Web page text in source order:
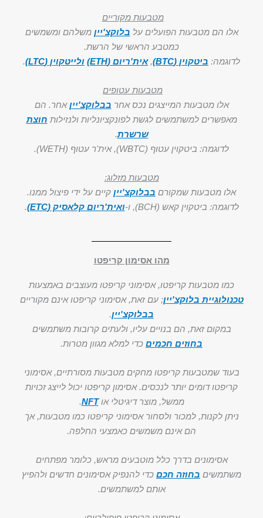
מטבעות מקוריים
אלו הם מטבעות הפועלים על בלוקצ'יין משלהם ומשמשים
כמטבע הראשי של הרשת.
לדוגמה: ביטקוין (BTC) ,אית'ריום (ETH) ולייטקוין (LTC) .
מטבעות עטופים
אלו מטבעות המייצגים נכס אחר בבלוקצ'ייןאחר. הם
מאפשרים למשתמשים לגשת לפונקציונליות ולנזילות חוצת
שרשרת.
לדוגמה: ביטקוין עטוף (WBTC), אית'ר עטוף (WETH).
מטבעות מזלוג:
אלו מטבעות שמקורם בבלוקצ'יין קיים על ידי פיצול ממנו.
לדוגמה: ביטקוין קאש (BCH), ו-
ואית'ריום קלאסיק (ETC) .
מהו אסימון קריפטו
כמו מטבעות קריפטו, אסימוני קריפטו מעוצבים באמצעות
טכנולוגיית בלוקצ'יין; עם זאת, אסימוני קריפטו אינם מקוריים
בבלוקצ'יין.
במקום זאת, הם בנויים עליו, ולעתים קרובות משתמשים
בחוזים חכמים כדי למלא מגוון מטרות.
בעוד שמטבעות קריפטו מחקים מטבעות מסורתיים, אסימוני
קריפטו דומים יותר לנכסים. אסימון קריפטו יכול לייצג זכויות
ממשל, מוצר דיגיטלי אוNFT
.
ניתן לקנות, למכור ולסחור אסימוני קריפטו כמו מטבעות, אך
הם אינם משמשים כאמצעי החלפה.
אסימונים בדרך כלל מוטבעים מראש, כלומר מפתחים
משתמשים בחוזה חכם כדי להנפיק אסימונים חדשים ולהפיץ
אותם למשתמשים.